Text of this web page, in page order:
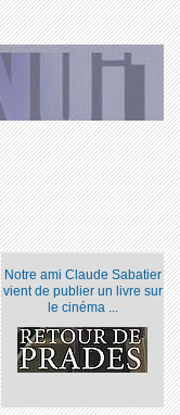
Notre ami Claude Sabatier
vient de publier un livre sur
le cinéma ...